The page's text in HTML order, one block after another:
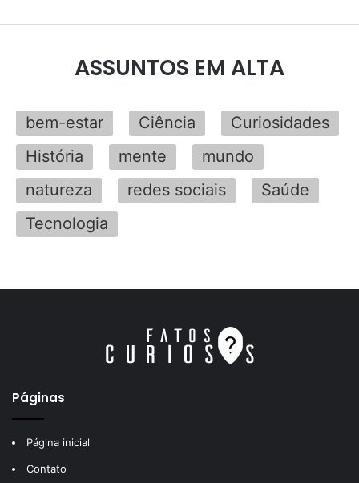
ASSUNTOS EM ALTA
bem-estar Ciência
Curiosidades
História
mente
mundo
natureza
redes sociais
Saúde
Tecnologia
Páginas
Página inicial
Contato